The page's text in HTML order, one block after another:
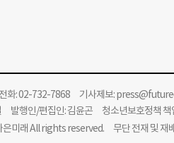
화: 02-732-7868 기사제보:
발행인/편집인: 김윤곤 청소년보호정책 책
미래 All rights reserved. 무단 전재 및 재